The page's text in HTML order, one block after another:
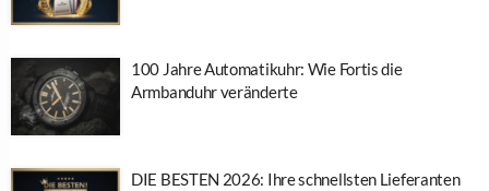
100 Jahre Automatikuhr: Wie Fortis die
Armbanduhr veränderte
DIE BESTEN 2026: Ihre schnellsten Lieferanten